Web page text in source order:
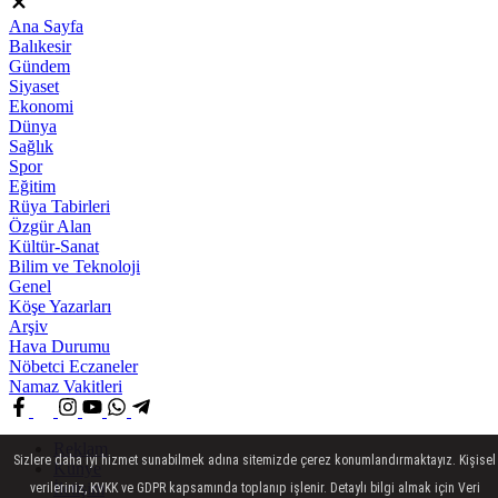
Ana Sayfa
Balıkesir
Gündem
Siyaset
Ekonomi
Dünya
Sağlık
Spor
Eğitim
Rüya Tabirleri
Özgür Alan
Kültür-Sanat
Bilim ve Teknoloji
Genel
Köşe Yazarları
Arşiv
Hava Durumu
Nöbetci Eczaneler
Namaz Vakitleri
Künye
İletişim
Sizlere daha iyi hizmet sunabilmek adına sitemizde çerez konumlandırmaktayız. Kişisel
verileriniz, KVKK ve GDPR kapsamında toplanıp işlenir. Detaylı bilgi almak için Veri